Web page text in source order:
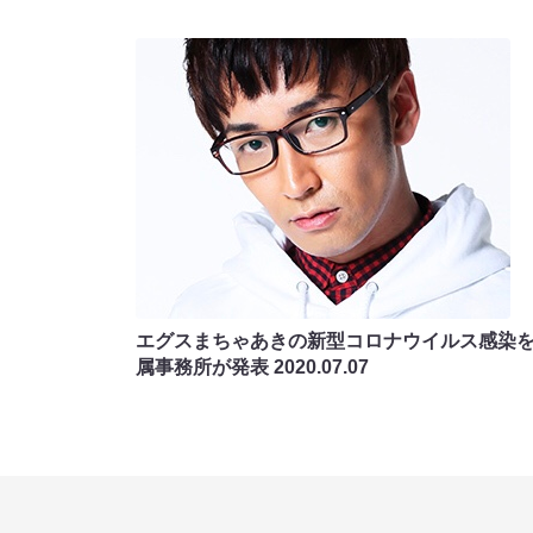
エグスまちゃあきの新型コロナウイルス感染
属事務所が発表 2020.07.07